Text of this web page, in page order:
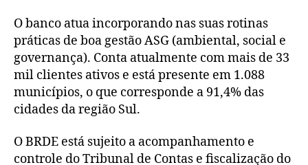
O banco atua incorporando nas suas rotinas
práticas de boa gestão ASG (ambiental, social e
governança). Conta atualmente com mais de 33
mil clientes ativos e está presente em 1.088
municípios, o que corresponde a 91,4% das
cidades da região Sul.
O BRDE está sujeito a acompanhamento e
controle do Tribunal de Contas e fiscalização do